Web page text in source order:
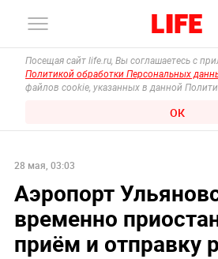
Посещая сайт life.ru, Вы соглашаетесь с
Политикой обработки Персональных
файлов cookie, указанных в данной
ОК
28 мая, 03:03
Аэропорт
временно
приём и отправку